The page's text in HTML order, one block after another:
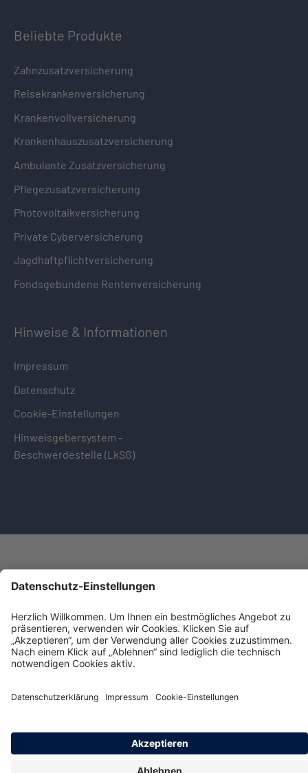
Beliebte Produkte
Zahnzusatzversicherung
Reisekrankenversicherung
Krankenvollversicherung
Krankenhauszusatzversicherung
Ambulante Zusatzversicherung
Pflegezusatzversicherung
Photovoltaikversicherung
Private Cyberversicherung
Jagdhaftpflichtversicherung
Fondsgebundene Rentenversicherung
Hinweise & Informationen
Impressum
Datenschutz
Cookie-Einstellungen
Hinweisgebersystem -
Beschwerdestelle (LkSG)